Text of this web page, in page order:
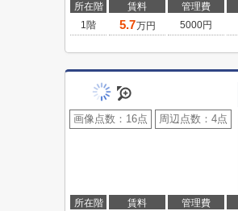
所在階 賃料 管理費
1階
5.7万円 5000円
画像点数： 16点 周辺点数： 4点
所在階 賃料 管理費